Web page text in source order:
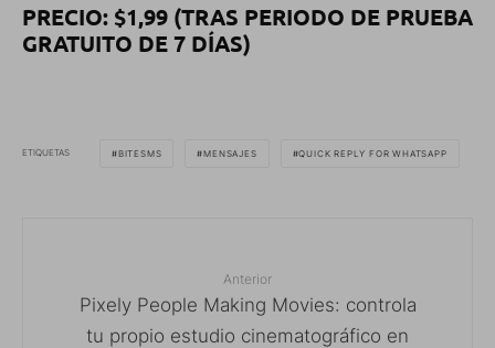
PRECIO: $1,99 (TRAS PERIODO DE PRUEBA
GRATUITO DE 7 DÍAS)
ETIQUETAS BITESMS MENSAJES QUICK REPLY FOR WHATSAPP
Anterior
Pixely People Making Movies: controla
tu propio estudio cinematográfico en